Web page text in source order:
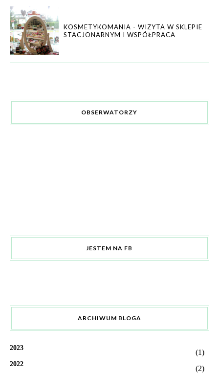
KOSMETYKOMANIA - WIZYTA W SKLEPIE
STACJONARNYM I WSPÓŁPRACA
OBSERWATORZY
JESTEM NA FB
ARCHIWUM BLOGA
2023
(1)
2022
(2)